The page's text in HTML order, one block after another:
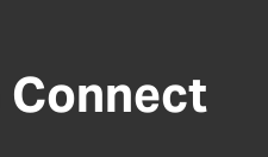
Connect